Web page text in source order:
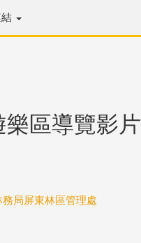
區導覽影片
局屏東林區管理處